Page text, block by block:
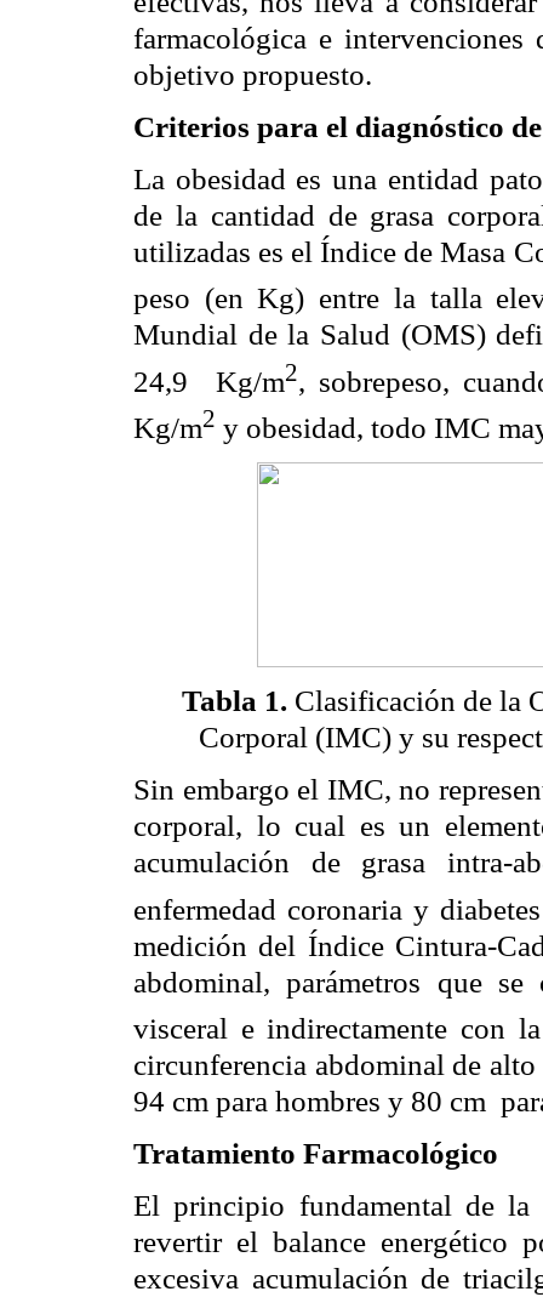
farmacológica e
objetivo propuesto.
Criterios para el diagnóstico
La obesidad es una entidad
de la cantidad de grasa
utilizadas es el Índice de Masa
peso (en Kg) entre la talla
Mundial de la Salud (OMS)
24,9
Kg/m2, sobrepeso,
Kg/m2 y obesidad, todo IMC
Tabla 1. Clasificación de la
Corporal (IMC) y su
Sin embargo el IMC, no
corporal, lo cual es un
acumulación de grasa intra-
enfermedad coronaria y
medición del Índice Cintura-
abdominal, parámetros que
visceral e indirectamente con
circunferencia abdominal de
94 cm para hombres y 80 cm
Tratamiento Farmacológico
El principio fundamental de la
revertir el balance energético
excesiva acumulación de